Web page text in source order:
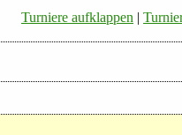
Turniere aufklappen |